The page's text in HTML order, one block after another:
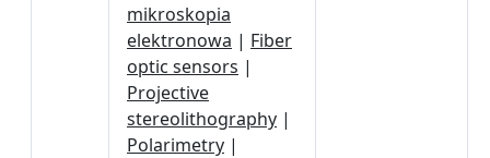
mikroskopia
elektronowa | Fiber
optic sensors |
Projective
stereolithography |
Polarimetry |